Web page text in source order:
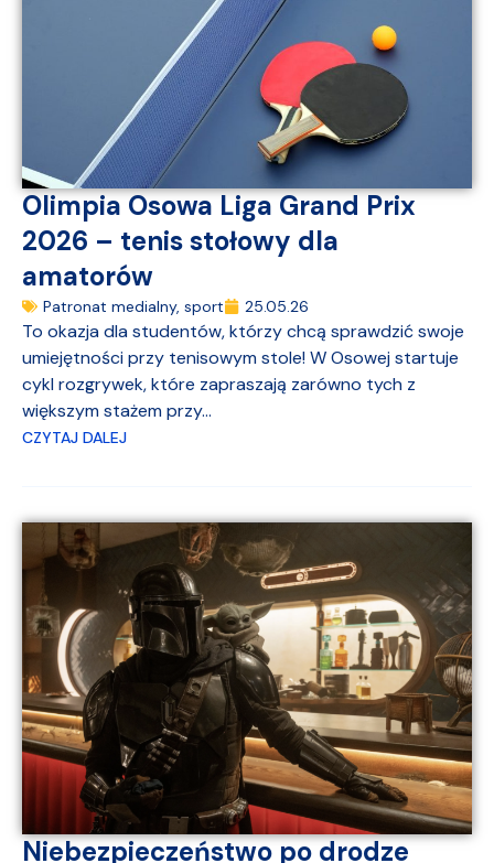
Olimpia Osowa Liga Grand Prix
2026 – tenis stołowy dla
amatorów
Patronat medialny, sport 25.05.26
To okazja dla studentów, którzy chcą sprawdzić swoje
umiejętności przy tenisowym stole! W Osowej startuje
cykl rozgrywek, które zapraszają zarówno tych z
większym stażem przy...
CZYTAJ DALEJ
Niebezpieczeństwo po drodze